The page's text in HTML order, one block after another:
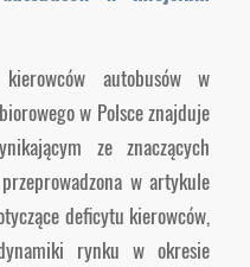
autobusów w
w Polsce znajduje
ze znaczących
w artykule
deficytu kierowców,
rynku w okresie